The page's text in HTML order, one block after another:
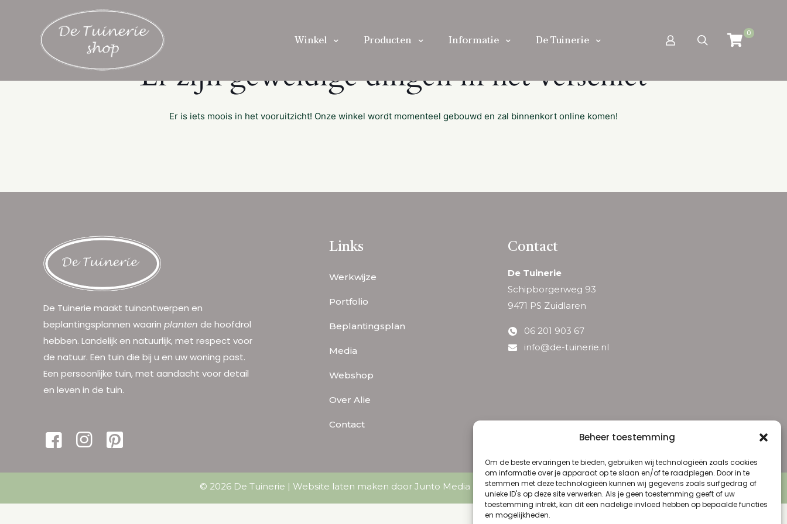
Beheer toestemming
Om de beste ervaringen te bieden, gebruiken wij technologieën zoals cookies
om informatie over je apparaat op te slaan en/of te raadplegen. Door in te
stemmen met deze technologieën kunnen wij gegevens zoals surfgedrag of
unieke ID's op deze site verwerken. Als je geen toestemming geeft of uw
toestemming intrekt, kan dit een nadelige invloed hebben op bepaalde functies
en mogelijkheden.
Winkel Producten Informatie De Tuinerie 0
Er zijn geweldige dingen in het verschiet
Er is iets moois in het vooruitzicht! Onze winkel wordt momenteel gebouwd en zal binnenkort online komen!
De Tuinerie maakt tuinontwerpen en
beplantingsplannen waarin planten de hoofdrol
hebben. Landelijk en natuurlijk, met respect voor
de natuur. Een tuin die bij u en uw woning past.
Een persoonlijke tuin, met aandacht voor detail
en leven in de tuin.
Links
Werkwijze
Portfolio
Beplantingsplan
Media
Webshop
Over Alie
Contact
Contact
De Tuinerie
Schipborgerweg 93
9471 PS Zuidlaren
06 201 903 67
info@de-tuinerie.nl
© 2026 De Tuinerie | Website laten maken door Junto Media Algemene Voorwaarden